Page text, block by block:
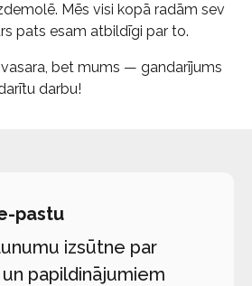
Mēs visi kopā radām sev
pats esam atbildīgi par to.
bet mums — gandarījums
darbu!
pastu
izsūtne par
papildinājumiem